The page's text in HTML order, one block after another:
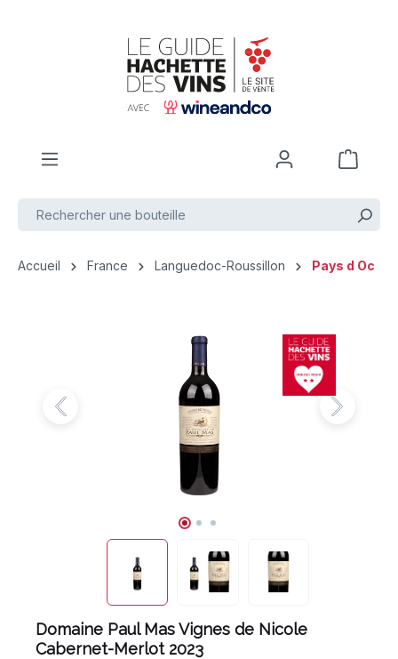
Accueil France Languedoc-Roussillon Pays d Oc
Domaine Paul Mas Vignes de Nicole
Cabernet-Merlot 2023